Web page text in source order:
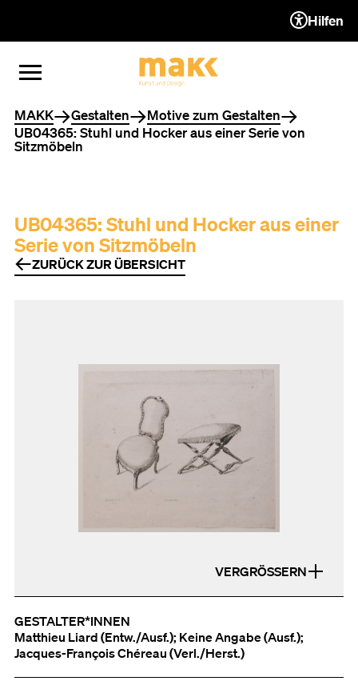
ZUM INHALT (ACCESSKEY 1)
ZUR NAVIGATION
ZUM FOOTER (ACCESSKEY 3)
MENÜ ÖFFNEN
MENÜ SCHLIESSEN
Hilfen
Sie befinden sich hier
MAKK Gestalten
Motive zum Gestalten
UB04365: Stuhl und Hocker aus einer Serie von
Sitzmöbeln
UB04365: Stuhl und Hocker aus einer
Serie von Sitzmöbeln
ZURÜCK ZUR ÜBERSICHT
VERGRÖSSERN
GESTALTER*INNEN
Matthieu Liard (Entw./Ausf.); Keine Angabe (Ausf.);
Jacques-François Chéreau (Verl./Herst.)